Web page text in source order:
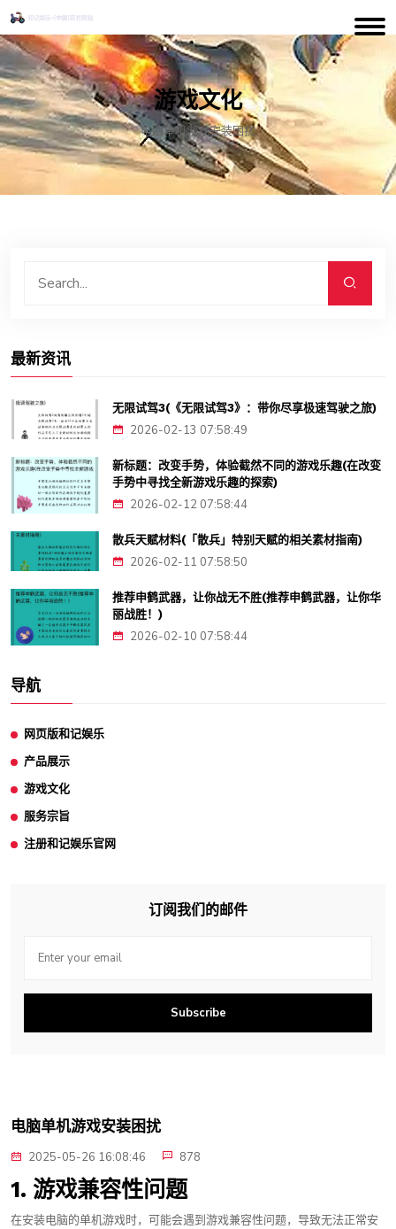
游戏文化
电脑单机游戏安装困扰
最新资讯
无限试驾3(《无限试驾3》：带你尽享极速驾驶之旅)
2026-02-13 07:58:49
新标题：改变手势，体验截然不同的游戏乐趣(在改变
手势中寻找全新游戏乐趣的探索)
2026-02-12 07:58:44
散兵天赋材料(「散兵」特别天赋的相关素材指南)
2026-02-11 07:58:50
推荐申鹤武器，让你战无不胜(推荐申鹤武器，让你华
丽战胜！)
2026-02-10 07:58:44
导航
网页版和记娱乐
产品展示
游戏文化
服务宗旨
注册和记娱乐官网
订阅我们的邮件
Subscribe
电脑单机游戏安装困扰
2025-05-26 16:08:46 878
1. 游戏兼容性问题
在安装电脑的单机游戏时，可能会遇到游戏兼容性问题，导致无法正常安